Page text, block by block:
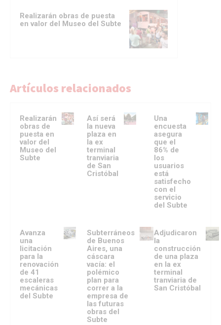
Realizarán obras de puesta
en valor del Museo del Subte
Artículos relacionados
Realizarán
obras de
puesta en
valor del
Museo del
Subte
Así será
la nueva
plaza en
la ex
terminal
tranviaria
de San
Cristóbal
Una
encuesta
asegura
que el
86% de
los
usuarios
está
satisfecho
con el
servicio
del Subte
Avanza
una
licitación
para la
renovación
de 41
escaleras
mecánicas
del Subte
Subterráneos
de Buenos
Aires, una
cáscara
vacía: el
polémico
plan para
correr a la
empresa de
las futuras
obras del
Subte
Adjudicaron
la
construcción
de una plaza
en la ex
terminal
tranviaria de
San Cristóbal